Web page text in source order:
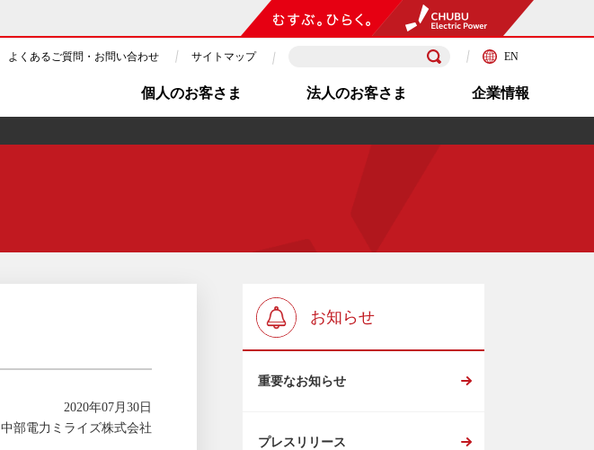
個人のお客さま 法人のお客さま 企業情報
よくあるご質問・お問い合わせ サイトマップ EN
2020年07月30日
中部電力ミライズ株式会社
お知らせ
重要なお知らせ
プレスリリース